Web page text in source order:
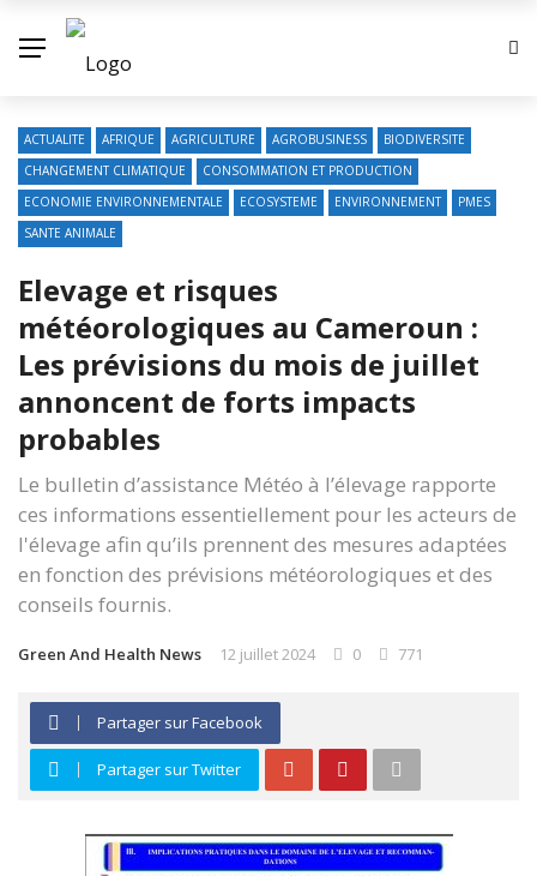
ACTUALITE AFRIQUE AGRICULTURE AGROBUSINESS
BIODIVERSITE
CHANGEMENT CLIMATIQUE
CONSOMMATION ET PRODUCTION
ECONOMIE ENVIRONNEMENTALE
ECOSYSTEME ENVIRONNEMENT
PMES
SANTE ANIMALE
Elevage et risques
météorologiques au Cameroun :
Les prévisions du mois de juillet
annoncent de forts impacts
probables
Le bulletin d’assistance Météo à l’élevage rapporte
ces informations essentiellement pour les acteurs de
l'élevage afin qu’ils prennent des mesures adaptées
en fonction des prévisions météorologiques et des
conseils fournis.
Green And Health News 12 juillet 2024 0 771
Partager sur Facebook
Partager sur Twitter